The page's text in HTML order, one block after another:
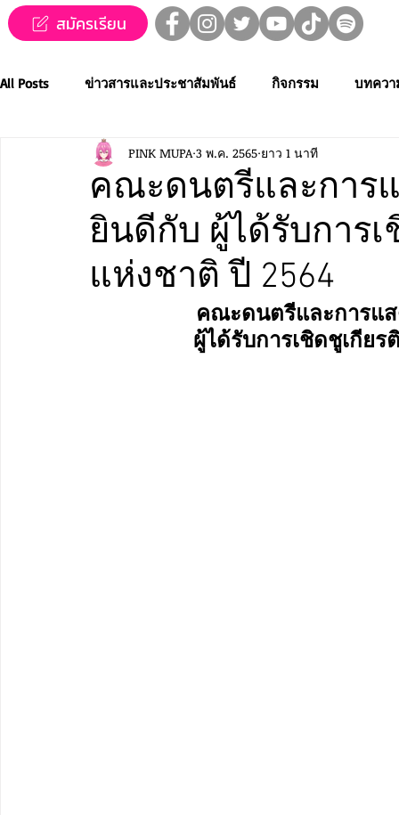
สมัครเรียน
All Posts ข่าวสารและประชาสัมพันธ์ กิจกรรม บทควา
ข่าวทุนการศึกษา MUPA ชวนชม👀🍿 MUPA On
Western Music Applied Performing Art Creative Thai
คณะดนตรีและการ
ยินดีกับ ผู้ได้รับการ
แห่งชาติ ปี 2564
PINK MUPA 3 พ.ค. 2565 ยาว 1 นาที
คณะดนตรีและการแ
ผู้ได้รับการเชิดชูเกีย